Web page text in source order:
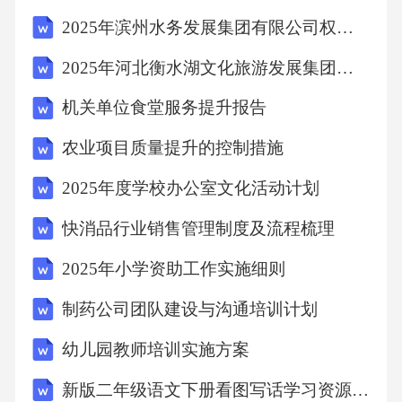
毒性反应，输注过程中应密切观察患者反应情
况，及时调整药物剂量或更换药物。确保药物
浓度和疗程抗生素输注时应确保药物浓度和疗
程达到治疗要求，避免药物浓度过低或疗程过
短导致治疗失败。严格无菌操作抗生素输注过
程中应严格遵循无菌操作原则，防止输液污染
安全监测体系构建智能化监测设备应用实时监
测设备采用无线监测技术，实时采集患者的生
命体征数据，如心率、血压、呼吸等，确保数
据准确及时。预警系统数据分析与反馈设置预
警值，当监测数据超出正常范围时，系统自动
报警，提示医护人员及时采取措施。通过大数
2025年滨州水务发展集团有限公司权属公司公开招聘国有企业工作人员（13人）笔试历年典型考点题库附带答案详解
2025年河北衡水湖文化旅游发展集团有限公司岗位招聘15人笔试历年典型考点题库附带答案详解
机关单位食堂服务提升报告
农业项目质量提升的控制措施
2025年度学校办公室文化活动计划
快消品行业销售管理制度及流程梳理
2025年小学资助工作实施细则
制药公司团队建设与沟通培训计划
幼儿园教师培训实施方案
新版二年级语文下册看图写话学习资源与范文